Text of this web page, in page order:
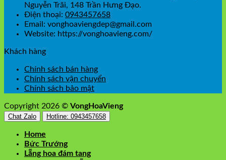
Nguyễn Trãi, 148 Trần Hưng Đạo.
Điện thoại: 0943457658
Email: vonghoaviengdep@gmail.com
Website: https://vonghoavieng.com/
Khách hàng
Chính sách bán hàng
Chính sách vận chuyển
Chính sách bảo mật
Copyright 2026 © VongHoaVieng
Chat Zalo Hotline: 0943457658
Home
Bức Trướng
Lẵng hoa đám tang